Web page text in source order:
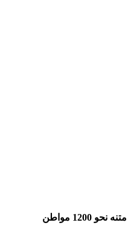
غادر صباح اليوم الأربعاء من محطة رمسيس بالقاهرة، القطار الحادي عشر ضمن مشروع العودة الطوعية المجانية الذي تنظمه منظومة الصناعات الدفاعية، حاملاً على متنه نحو 1200 مواطن